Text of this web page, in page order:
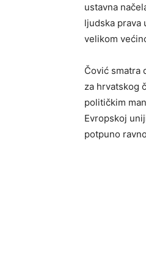
ustavna
ljudska prava
velikom
Čović smatra
za hrvatskog
političkim
Evropskoj
potpuno